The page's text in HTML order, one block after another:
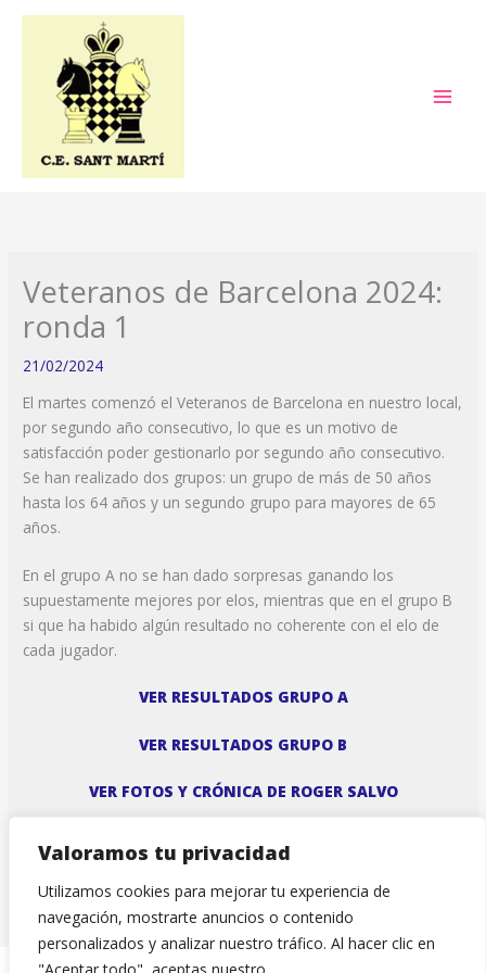
Valoramos tu privacidad
Utilizamos cookies para mejorar tu experiencia de
navegación, mostrarte anuncios o contenido
personalizados y analizar nuestro tráfico. Al hacer clic en
contenido
Veteranos de Barcelona 2024:
ronda 1
21/02/2024
El martes comenzó el Veteranos de Barcelona en nuestro local,
por segundo año consecutivo, lo que es un motivo de
satisfacción poder gestionarlo por segundo año consecutivo.
Se han realizado dos grupos: un grupo de más de 50 años
hasta los 64 años y un segundo grupo para mayores de 65
años.
En el grupo A no se han dado sorpresas ganando los
supuestamente mejores por elos, mientras que en el grupo B
si que ha habido algún resultado no coherente con el elo de
cada jugador.
VER RESULTADOS GRUPO A
VER RESULTADOS GRUPO B
VER FOTOS Y CRÓNICA DE ROGER SALVO
Entrada anterior